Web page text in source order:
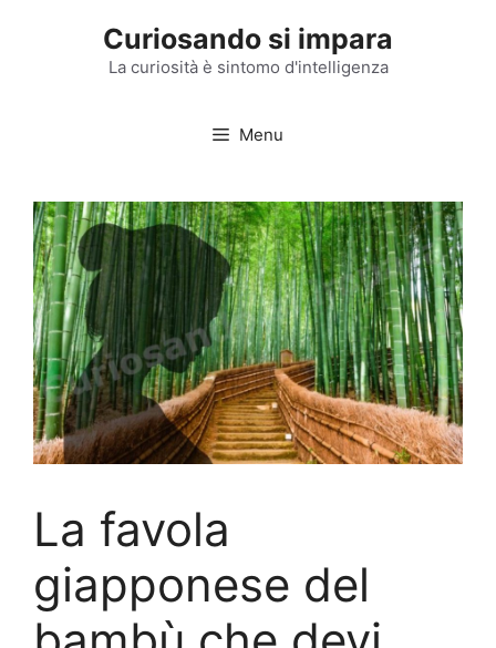
Curiosando si impara
La curiosità è sintomo d'intelligenza
Menu
La favola
giapponese del